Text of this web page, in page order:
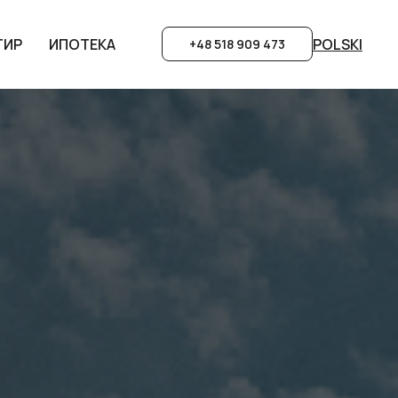
ИПОТЕКА +48 518 909 473 POLSKI
ИПОТЕКА +48 518 909 473 POLSKI